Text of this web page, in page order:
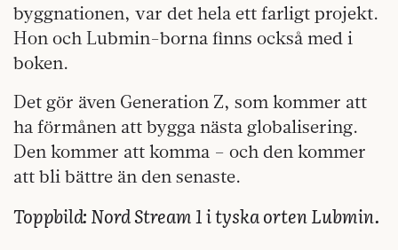
byggnationen, var det hela ett farligt projekt.
Hon och Lubmin-borna finns också med i
boken.
Det gör även Generation Z, som kommer att
ha förmånen att bygga nästa globalisering.
Den kommer att komma – och den kommer
att bli bättre än den senaste.
Toppbild: Nord Stream 1 i tyska orten Lubmin.